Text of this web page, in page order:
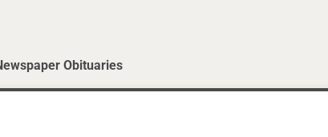
Obituaries